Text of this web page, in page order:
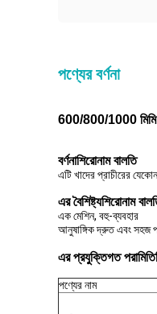
পণ্যের বর্ণনা
600/800/1000 মিমি
বর্ণনাশিরোনাম বালতি
এটি খাদের প্রাচীরের
এর বৈশিষ্ট্যশিরোনাম
এক মেশিন, বহু-ব্যবহার
আনুষাঙ্গিক দ্রুত এবং সহজ
এর প্রযুক্তিগত পরামিতি
পণ্যের নাম